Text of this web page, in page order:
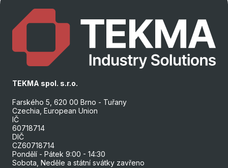
TEKMA spol. s.r.o.
Farského 5, 620 00 Brno - Tuřany
Czechia, European Union
IČ
60718714
DIČ
CZ60718714
Pondělí - Pátek 9:00 - 14:30
Sobota, Neděle a státní svátky zavřeno